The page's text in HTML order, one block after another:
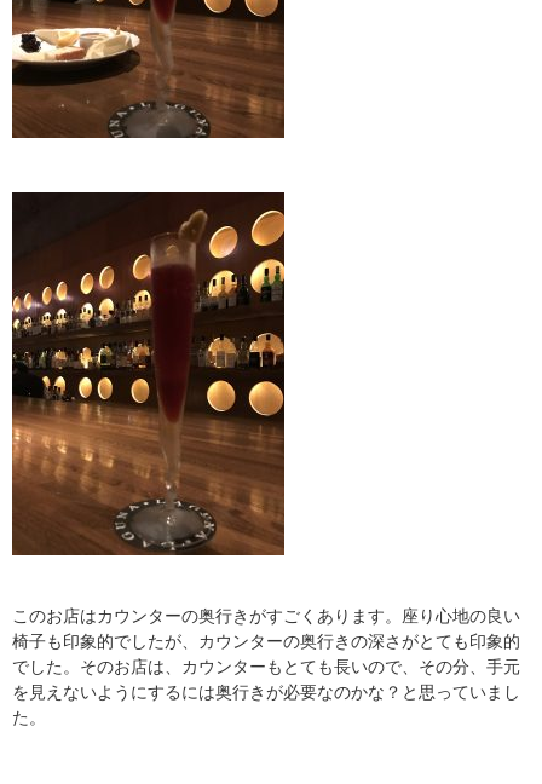
このお店はカウンターの奥行きがすごくあります。座り心地の良い
椅子も印象的でしたが、カウンターの奥行きの深さがとても印象的
でした。そのお店は、カウンターもとても長いので、その分、手元
を見えないようにするには奥行きが必要なのかな？と思っていまし
た。